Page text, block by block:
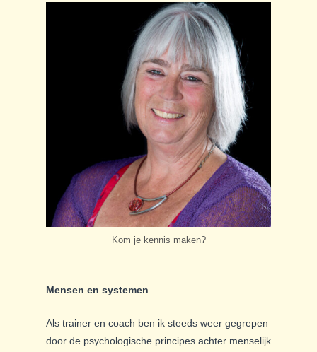
Kom je kennis maken?
Mensen en systemen
Als trainer en coach ben ik steeds weer gegrepen
door de psychologische principes achter menselijk